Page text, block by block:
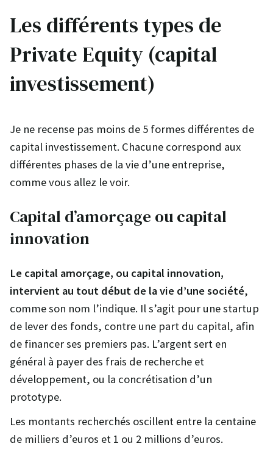
Les différents types de
Private Equity (capital
investissement)
Je ne recense pas moins de 5 formes différentes de
capital investissement. Chacune correspond aux
différentes phases de la vie d’une entreprise,
comme vous allez le voir.
Capital d’amorçage ou capital
innovation
Le capital amorçage, ou capital innovation,
intervient au tout début de la vie d’une société,
comme son nom l’indique. Il s’agit pour une startup
de lever des fonds, contre une part du capital, afin
de financer ses premiers pas. L’argent sert en
général à payer des frais de recherche et
développement, ou la concrétisation d’un
prototype.
Les montants recherchés oscillent entre la centaine
de milliers d’euros et 1 ou 2 millions d’euros.